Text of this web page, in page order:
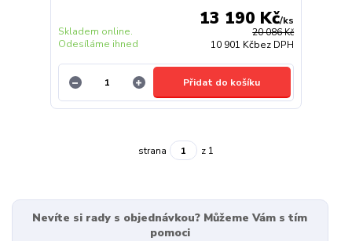
20 086 Kč
13 190 Kč/ks
10 901 Kčbez DPH
Skladem online.
Odesíláme ihned
Přidat do košíku
strana z 1
Nevíte si rady s objednávkou? Můžeme Vám s tím
pomoci